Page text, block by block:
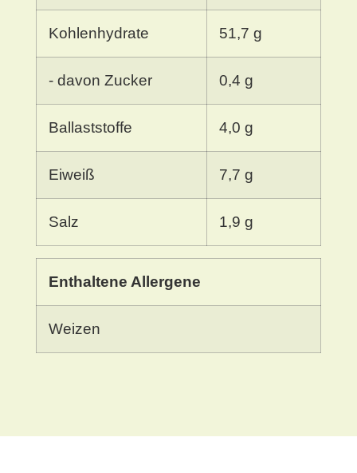
Kohlenhydrate 51,7 g
- davon Zucker 0,4 g
Ballaststoffe 4,0 g
Eiweiß 7,7 g
Salz 1,9 g
Enthaltene Allergene
Weizen